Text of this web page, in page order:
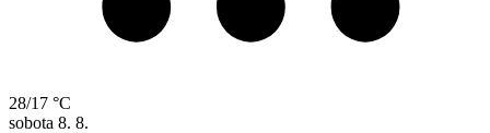
28/17 °C
sobota 8. 8.